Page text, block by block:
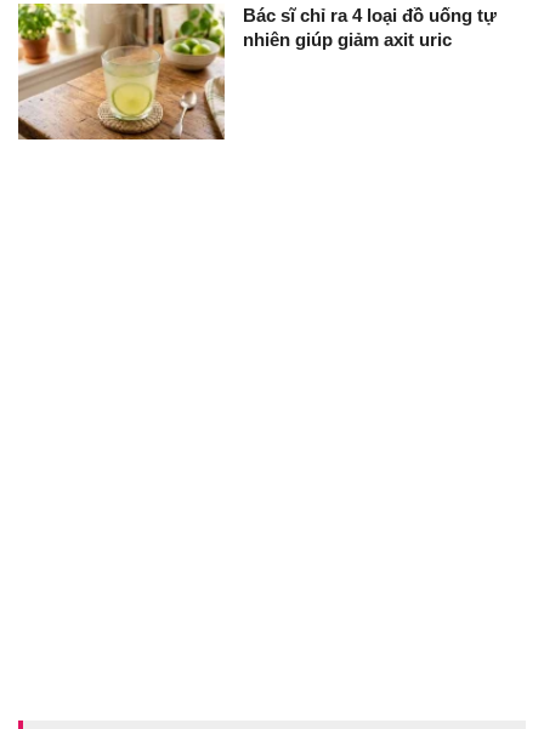
Bác sĩ chỉ ra 4 loại đồ uống tự
nhiên giúp giảm axit uric